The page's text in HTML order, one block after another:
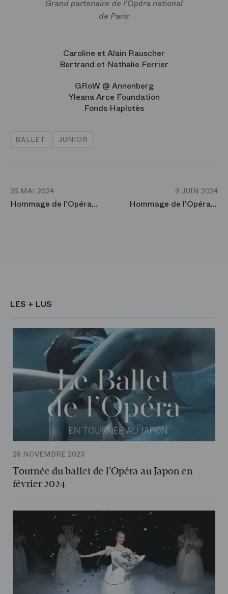
25 MAI 2024
Hommage de l'Opéra de Paris à Hugues R. Gall, son directeur de 1995 à 2004
9 JUIN 2024
Hommage de l'Opéra de Paris à Éric Vu An
Grand partenaire de l'Opéra national
de Paris
Caroline et Alain Rauscher
Bertrand et Nathalie Ferrier
GRoW @ Annenberg
Yleana Arce Foundation
Fonds Haplotès
BALLET JUNIOR
LES + LUS
28 NOVEMBRE 2023
Tournée du ballet de l'Opéra au Japon en
février 2024